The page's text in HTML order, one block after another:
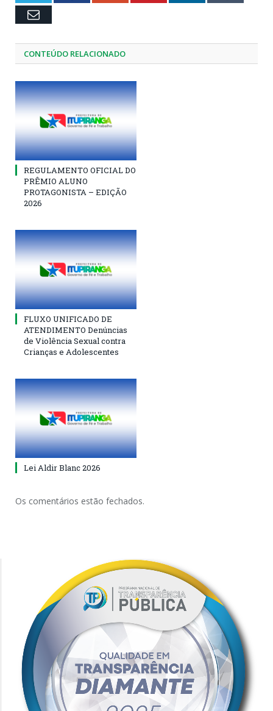
00:00
Email
CONTEÚDO RELACIONADO
REGULAMENTO OFICIAL DO
PRÊMIO ALUNO
PROTAGONISTA – EDIÇÃO
2026
FLUXO UNIFICADO DE
ATENDIMENTO Denúncias
de Violência Sexual contra
Crianças e Adolescentes
Lei Aldir Blanc 2026
Os comentários estão fechados.